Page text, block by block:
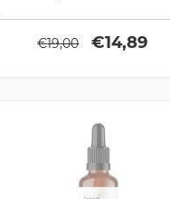
€19,00 €14,89